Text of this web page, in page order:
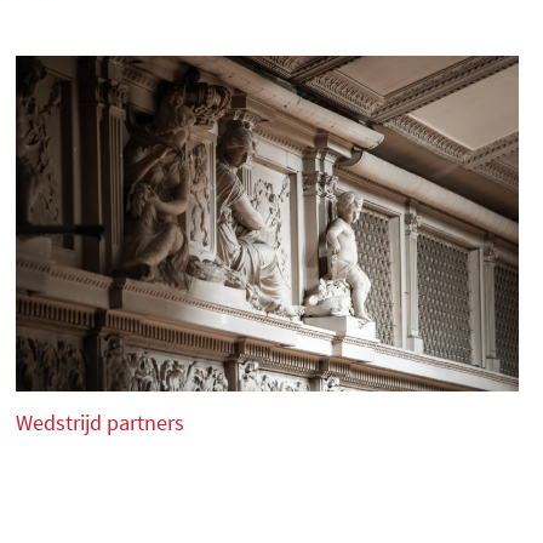
groep songs van één componist of een groep
een kandidaat die leerling is of is geweest
het besluit van de jury en het Organiserend
Wedstrijd partners